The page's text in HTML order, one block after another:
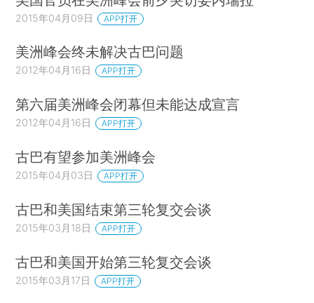
2015年04月09日 APP打开
美洲峰会终未解决古巴问题
2012年04月16日 APP打开
第六届美洲峰会闭幕但未能达成宣言
2012年04月16日 APP打开
古巴有望参加美洲峰会
2015年04月03日 APP打开
古巴和美国结束第三轮复交会谈
2015年03月18日 APP打开
古巴和美国开始第三轮复交会谈
2015年03月17日 APP打开